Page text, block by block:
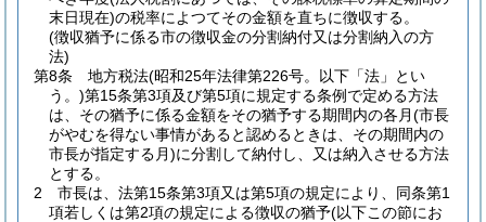
末日現在)の税率によつてその金額を直ちに徴収する。
(徴収猶予に係る市の徴収金の分割納付又は分割納入の方
法)
第8条
地方税法(昭和25年法律第226号。以下「法」とい
う。)第15条第3項及び第5項に規定する条例で定める方法
は、その猶予に係る金額をその猶予する期間内の各月(市長
がやむを得ない事情があると認めるときは、その期間内の
市長が指定する月)に分割して納付し、又は納入させる方法
とする。
2
市長は、法第15条第3項又は第5項の規定により、同条第1
項若しくは第2項の規定による徴収の猶予(以下この節にお